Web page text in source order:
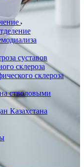
суставов
склероза
склероза
стволовыми
Казахстана